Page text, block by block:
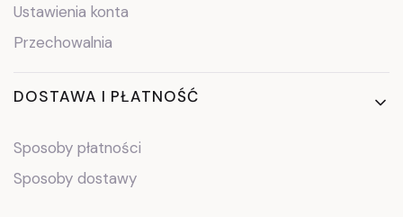
Ustawienia konta
Przechowalnia
DOSTAWA I PŁATNOŚĆ
Sposoby płatności
Sposoby dostawy